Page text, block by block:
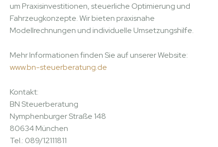
um Praxisinvestitionen, steuerliche Optimierung und
Fahrzeugkonzepte. Wir bieten praxisnahe
Modellrechnungen und individuelle Umsetzungshilfe.
Mehr Informationen finden Sie auf unserer Website:
www.bn-steuerberatung.de
Kontakt:
BN Steuerberatung
Nymphenburger Straße 148
80634 München
Tel.: 089/12111811